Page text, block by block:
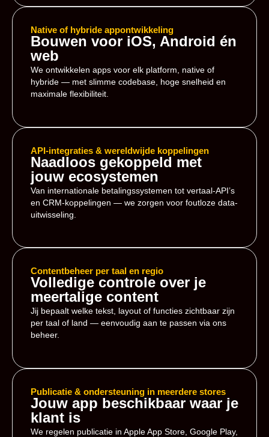
Native of hybride appontwikkeling
Bouwen voor iOS, Android én
web
We ontwikkelen apps voor elk platform, native of
hybride — met slimme codebase, hoge snelheid en
maximale flexibiliteit.
API-integraties & wereldwijde koppelingen
Naadloos gekoppeld met
jouw ecosystemen
Van internationale betalingssystemen tot vertaal-API’s
en CRM-koppelingen — we zorgen voor foutloze data-
uitwisseling.
Contentbeheer per taal en regio
Volledige controle over je
meertalige content
Jij bepaalt welke tekst, layout of functies zichtbaar zijn
per taal of land — eenvoudig aan te passen via ons
beheer.
Publicatie & ondersteuning in meerdere stores
Jouw app beschikbaar waar je
klant is
We regelen publicatie in Apple App Store, Google Play,